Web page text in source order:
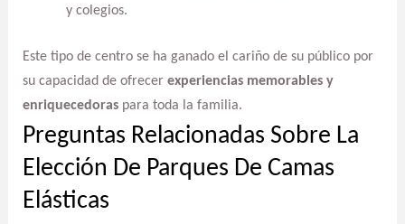
y colegios.
Este tipo de centro se ha ganado el cariño de su público por
su capacidad de ofrecer experiencias memorables y
enriquecedoraspara toda la familia.
Preguntas Relacionadas Sobre La
Elección De Parques De Camas
Elásticas